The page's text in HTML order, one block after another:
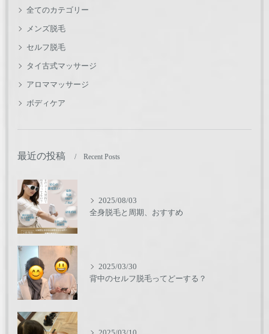
全てのカテゴリー
メンズ脱毛
セルフ脱毛
タイ古式マッサージ
アロママッサージ
ボディケア
最近の投稿 Recent Posts
2025/08/03
全身脱毛と周期、おすすめ
2025/03/30
背中のセルフ脱毛ってどーする？